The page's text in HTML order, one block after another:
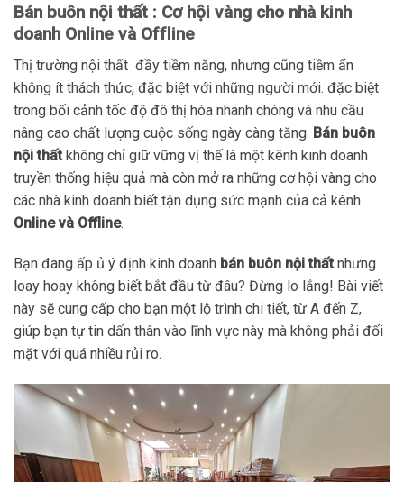
Bán buôn nội thất : Cơ hội vàng cho nhà kinh
doanh Online và Offline
Thị trường nội thất đầy tiềm năng, nhưng cũng tiềm ẩn
không ít thách thức, đặc biệt với những người mới. đặc biệt
trong bối cảnh tốc độ đô thị hóa nhanh chóng và nhu cầu
nâng cao chất lượng cuộc sống ngày càng tăng. Bán buôn
nội thất không chỉ giữ vững vị thế là một kênh kinh doanh
truyền thống hiệu quả mà còn mở ra những cơ hội vàng cho
các nhà kinh doanh biết tận dụng sức mạnh của cả kênh
Online và Offline.
Bạn đang ấp ủ ý định kinh doanh bán buôn nội thất nhưng
loay hoay không biết bắt đầu từ đâu? Đừng lo lắng! Bài viết
này sẽ cung cấp cho bạn một lộ trình chi tiết, từ A đến Z,
giúp bạn tự tin dấn thân vào lĩnh vực này mà không phải đối
mặt với quá nhiều rủi ro.